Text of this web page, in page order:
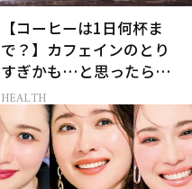
【コーヒーは1日何杯ま
で？】カフェインのとり
すぎかも…と思ったら試
したい工夫5選［医師監
修］
HEALTH